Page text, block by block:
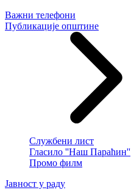
Важни телефони
Публикације општине
Службени лист
Гласило ''Наш Параћин''
Промо филм
Јавност у раду